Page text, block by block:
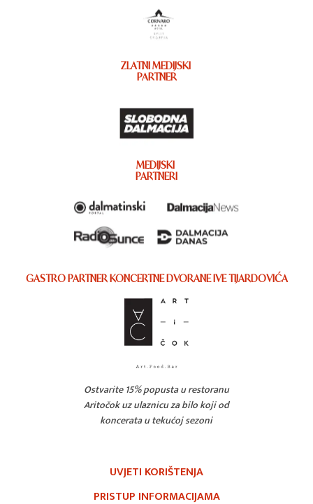
ZLATNI MEDIJSKI
PARTNER
MEDIJSKI
PARTNERI
GASTRO PARTNER KONCERTNE DVORANE IVE TIJARDOVIĆA
Ostvarite 15% popusta u restoranu
Aritočok uz ulaznicu za bilo koji od
koncerata u tekućoj sezoni
UVJETI KORIŠTENJA
PRISTUP INFORMACIJAMA